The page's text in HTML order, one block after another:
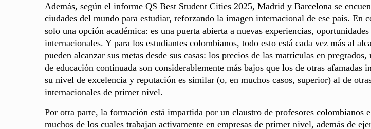
Además, según el informe QS Best Student Cities 2025, Madrid y Barcelona se
ciudades del mundo para estudiar, reforzando la imagen internacional de ese país. En
solo una opción académica: es una puerta abierta a nuevas experiencias,
internacionales. Y para los estudiantes colombianos, todo esto está cada vez más al
pueden alcanzar sus metas desde sus casas: los precios de las matrículas en
de educación continuada son considerablemente más bajos que los de otras afamadas
su nivel de excelencia y reputación es similar (o, en muchos casos, superior) al de
internacionales de primer nivel.
Por otra parte, la formación está impartida por un claustro de profesores colombianos
muchos de los cuales trabajan activamente en empresas de primer nivel, además de